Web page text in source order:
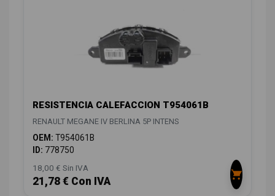
RESISTENCIA CALEFACCION T954061B
RENAULT MEGANE IV BERLINA 5P INTENS
OEM: T954061B
ID: 778750
18,00 € Sin IVA
21,78 € Con IVA